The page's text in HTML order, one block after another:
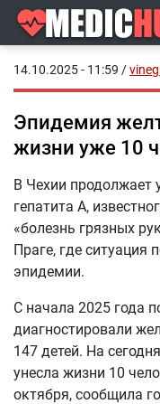
14.10.2025 - 11:59 /
Эпидемия
жизни уже 10
В Чехии продолжает
гепатита А,
«болезнь грязных
Праге, где ситуация
эпидемии.
С начала 2025 года
диагностировали
147 детей. На
унесла жизни 10
октября, сообщила